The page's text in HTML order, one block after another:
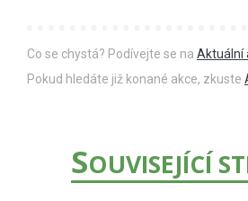
Co se chystá? Podívejte se na Aktuální
Pokud hledáte již konané akce, zkuste
SOUVISEJÍCÍ